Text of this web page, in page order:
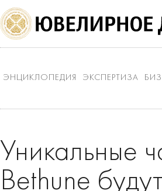
ЭНЦИКЛОПЕДИЯ ЭКСПЕРТИЗА
Уникальные
Bethune будут